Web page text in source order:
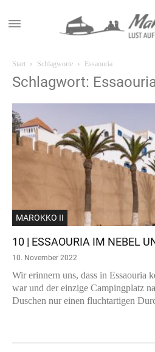
Start Schlagworte Essaouria
Schlagwort:
MAROKKO II
10 | ESSAOURIA IM NEBEL
10. November 2022
Wir erinnern uns, dass in Essaouria
war und der einzige Campingplatz
Duschen nur einen fluchtartigen